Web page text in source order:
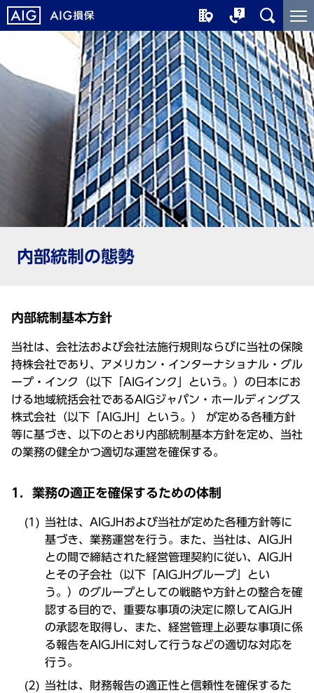
メ
イ
コ
こ
こ
ら
内部統制の態勢
内部統制基本方針
当社は、会社法および会社法施行規則ならびに当社の保険
持株会社であり、アメリカン・インターナショナル・グル
ープ・インク（以下「AIGインク」という。）の日本にお
ける地域統括会社であるAIGジャパン・ホールディングス
株式会社（以下「AIGJH」という。） が定める各種方針
等に基づき、以下のとおり内部統制基本方針を定め、当社
の業務の健全かつ適切な運営を確保する。
1．業務の適正を確保するための体制
当社は、AIGJHおよび当社が定めた各種方針等に
基づき、業務運営を行う。また、当社は、AIGJH
との間で締結された経営管理契約に従い、AIGJH
とその子会社（以下「AIGJHグループ」とい
う。）のグループとしての戦略や方針との整合を確
認する目的で、重要な事項の決定に際してAIGJH
の承認を取得し、また、経営管理上必要な事項に係
る報告をAIGJHに対して行うなどの適切な対応を
行う。
当社は、財務報告の適正性と信頼性を確保するた